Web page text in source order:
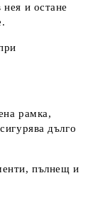
и остане
рамка,
дълго
пълнещ и